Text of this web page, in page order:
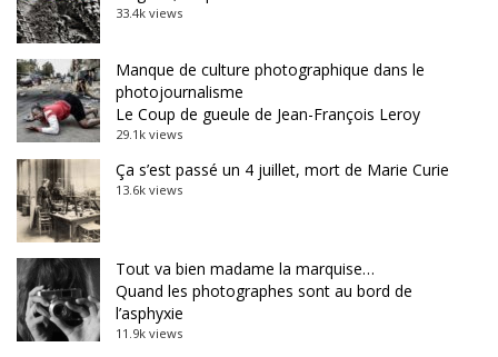
33.4k views
Manque de culture photographique dans le
photojournalisme
Le Coup de gueule de Jean-François Leroy
29.1k views
Ça s’est passé un 4 juillet, mort de Marie Curie
13.6k views
Tout va bien madame la marquise…
Quand les photographes sont au bord de
l’asphyxie
11.9k views